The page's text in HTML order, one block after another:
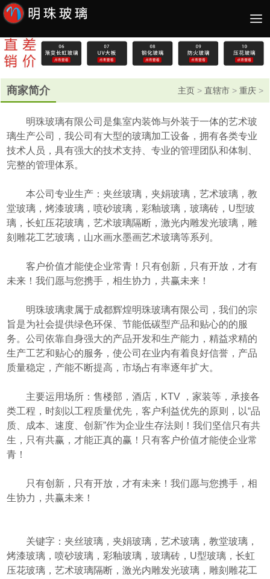
商家简介 主页 > 直辖市 > 重庆 >
明珠玻璃有限公司是集室内装饰与外装于一体的艺术玻
璃生产公司，我公司有大型的玻璃加工设备，拥有各类专业
技术人员，具有强大的技术支持、专业的管理团队和体制、
完整的管理体系。
本公司专业生产：夹丝玻璃，夹娟玻璃，艺术玻璃，教
堂玻璃，烤漆玻璃，喷砂玻璃，彩釉玻璃，玻璃砖，U型玻
璃，长虹压花玻璃，艺术玻璃隔断，激光内雕发光玻璃，雕
刻雕花工艺玻璃，山水画水墨画艺术玻璃等系列。
客户价值才能使企业常青！只有创新，只有开放，才有
未来！我们愿与您携手，相生协力，共赢未来！
明珠玻璃隶属于成都辉煌明珠玻璃有限公司，我们的宗
旨是为社会提供绿色环保、节能低碳型产品和贴心的的服
务。公司依靠自身强大的产品开发和生产能力，精益求精的
生产工艺和贴心的服务，使公司在业内有着良好信誉，产品
质量稳定，产能不断提高，市场占有率逐年扩大。
主要运用场所：售楼部，酒店，KTV ，家装等，承接各
类工程，时刻以工程质量优先，客户利益优先的原则，以“品
质、成本、速度、创新”作为企业生存法则！我们坚信只有共
生，只有共赢，才能正真的赢！只有客户价值才能使企业常
青！
只有创新，只有开放，才有未来！我们愿与您携手，相
生协力，共赢未来！
关键字：夹丝玻璃，夹娟玻璃，艺术玻璃，教堂玻璃，
烤漆玻璃，喷砂玻璃，彩釉玻璃，玻璃砖，U型玻璃，长虹
压花玻璃，艺术玻璃隔断，激光内雕发光玻璃，雕刻雕花工